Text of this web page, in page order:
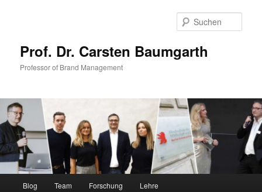
Prof. Dr. Carsten Baumgarth
Professor of Brand Management
Blog Team Forschung Lehre